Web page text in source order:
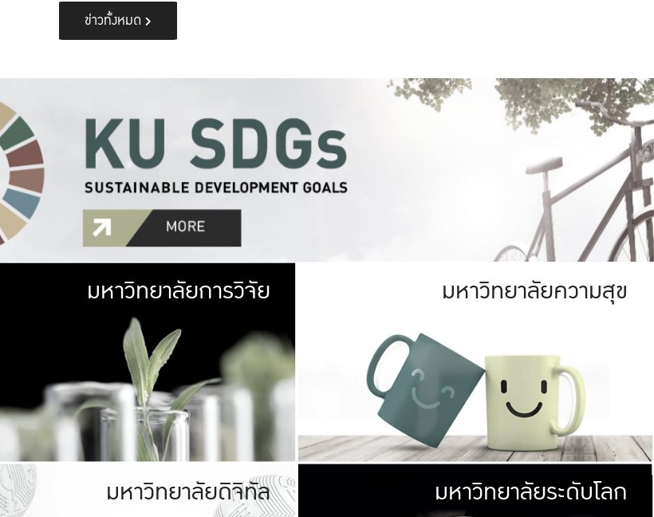
ข่าวทั้งหมด
มหาวิทยาลัย
เกษตรศาสตร์ มีพื้นที่เขียวสดใส หนาแน่น
เป็นป่าในเมือง (URBAN FOREST)
เกษตรในเมือง (URBAN AGRICULTURE)
ที่นับรวมกันได้ประมาณ 1,400 ไร่
มหาวิทยาลัยการวิจัย มหาวิทยาลัย
ให้กับประชาชน
มหาวิทยาลัยความสุข
มหาวิทยาลัยรับผิดชอบต่อสังคม
มหาวิทยาลัยดิจิทัล มหาวิทยา
มหาวิทยาลัยระดับโลก